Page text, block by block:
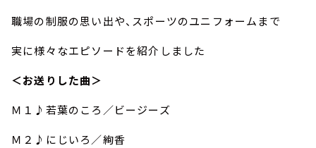
職場の制服の思い出や、スポーツのユニフォームまで
実に様々なエピソードを紹介しました
＜お送りした曲＞
Ｍ１♪若葉のころ／ビージーズ
Ｍ２♪にじいろ／絢香